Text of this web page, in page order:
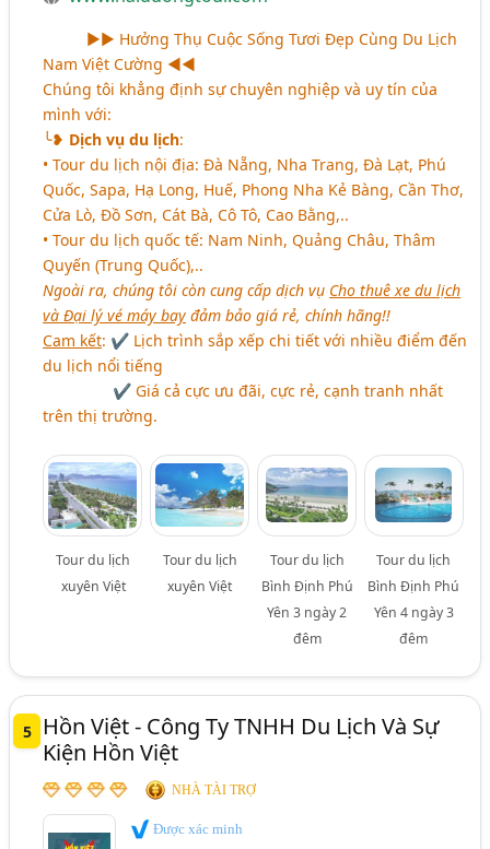
►► Hưởng Thụ Cuộc Sống Tươi Đẹp Cùng Du Lịch
Nam Việt Cường ◄◄
Chúng tôi khẳng định sự chuyên nghiệp và uy tín của
mình với:
╰❥ Dịch vụ du lịch:
• Tour du lịch nội địa: Đà Nẵng, Nha Trang, Đà Lạt, Phú
Quốc, Sapa, Hạ Long, Huế, Phong Nha Kẻ Bàng, Cần Thơ,
Cửa Lò, Đồ Sơn, Cát Bà, Cô Tô, Cao Bằng,..
• Tour du lịch quốc tế: Nam Ninh, Quảng Châu, Thâm
Quyến (Trung Quốc),..
Ngoài ra, chúng tôi còn cung cấp dịch vụ Cho thuê xe du lịch
và Đại lý vé máy bay đảm bảo giá rẻ, chính hãng!!
Cam kết: ✔ Lịch trình sắp xếp chi tiết với nhiều điểm đến
du lịch nổi tiếng
✔ Giá cả cực ưu đãi, cực rẻ, cạnh tranh nhất
trên thị trường.
Tour du lịch
xuyên Việt
Tour du lịch
xuyên Việt
Tour du lịch
Bình Định Phú
Yên 3 ngày 2
đêm
Tour du lịch
Bình Định Phú
Yên 4 ngày 3
đêm
5
Hồn Việt - Công Ty TNHH Du Lịch Và Sự
Kiện Hồn Việt
NHÀ TÀI TRỢ
Được xác minh